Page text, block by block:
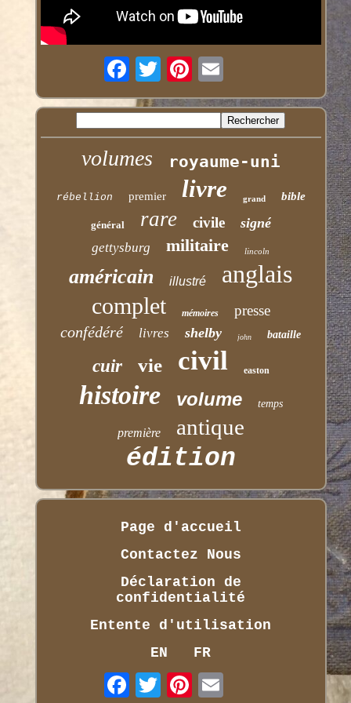
volumes royaume-uni
rébellion premier livre grand bible
général rare civile signé
gettysburg militaire lincoln
américain illustré anglais
complet mémoires presse
confédéré livres shelby john bataille
cuir vie civil easton
histoire volume temps
première antique
édition
Page d'accueil
Contactez Nous
Déclaration de
confidentialité
Entente d'utilisation
EN
FR